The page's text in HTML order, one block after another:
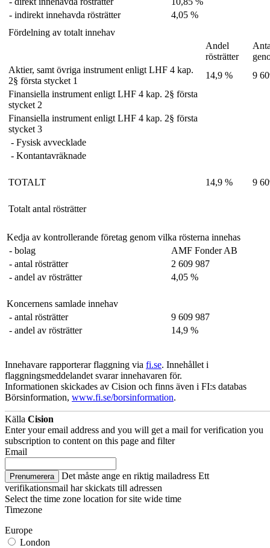
- indirekt innehavda rösträtter
4,05 %
Fördelning av totalt innehav
Andel
rösträtter
Aktier, samt övriga instrument enligt LHF 4 kap.
2§ första stycket 1
14,9 %
9
Finansiella instrument enligt LHF 4 kap. 2§ första
stycket 2
Finansiella instrument enligt LHF 4 kap. 2§ första
stycket 3
- Fysisk avvecklade
- Kontantavräknade
TOTALT 14,9 % 9
Totalt antal rösträtter
Kedja av kontrollerande företag genom vilka rösterna innehas
- bolag
AMF Fonder AB
- antal rösträtter
2 609 987
- andel av rösträtter
4,05 %
Koncernens samlade innehav
- antal rösträtter
9 609 987
- andel av rösträtter
14,9 %
Innehavare rapporterar flaggning via fi.se. Innehållet i
flaggningsmeddelandet svarar innehavaren för.
Informationen skickades av Cision och finns även i FI:s databas
Börsinformation, www.fi.se/borsinformation.
Källa Cision
Enter your email address and you will get a mail for verification you
subscription to content on this page and filter
Email
Prenumerera Det måste ange en riktig mailadress Ett
verifikationsmail har skickats till adressen
Select the time zone location for site wide time
Timezone
Europe
London